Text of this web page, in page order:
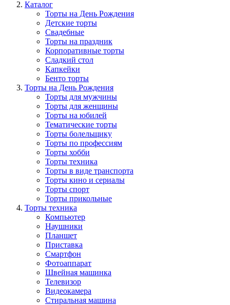
Каталог
Торты на День Рождения
Детские торты
Свадебные
Торты на праздник
Корпоративные торты
Сладкий стол
Капкейки
Бенто торты
Торты на День Рождения
Торты для мужчины
Торты для женщины
Торты на юбилей
Тематические торты
Торты болельщику
Торты по профессиям
Торты хобби
Торты техника
Торты в виде транспорта
Торты кино и сериалы
Торты спорт
Торты прикольные
Торты техника
Компьютер
Наушники
Планшет
Приставка
Смартфон
Фотоаппарат
Швейная машинка
Телевизор
Видеокамера
Стиральная машина